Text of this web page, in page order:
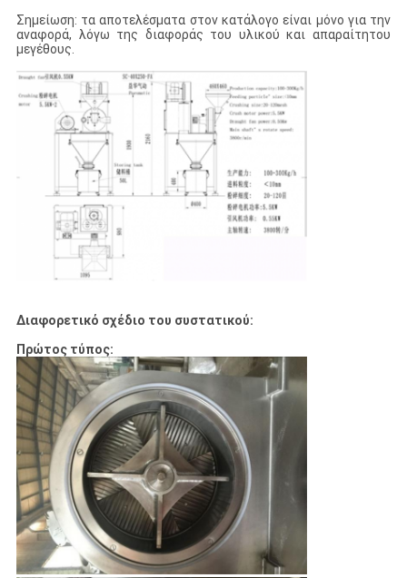
Σημείωση: τα αποτελέσματα στον κατάλογο είναι μόνο για την
αναφορά, λόγω της διαφοράς του υλικού και απαραίτητου
μεγέθους.
Διαφορετικό σχέδιο του συστατικού:
Πρώτος τύπος: